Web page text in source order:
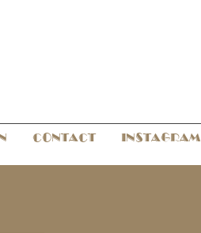
CONTACT INSTAGRAM